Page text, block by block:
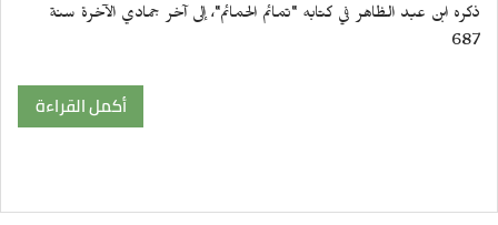
ذكره ابن عبد الظاهر في كتابه "تمائم الحمائم"، إلى آخر جمادي الآخرة سنة
687
أكمل القراءة